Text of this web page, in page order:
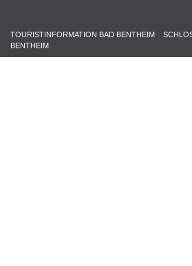
TOURISTINFORMATION BAD BENTHEIM
BENTHEIM